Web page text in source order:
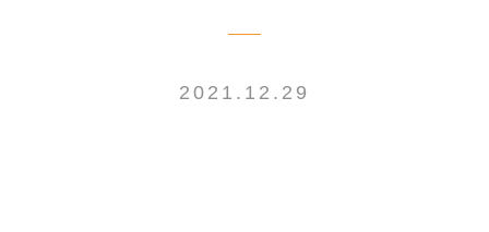
2021.12.29